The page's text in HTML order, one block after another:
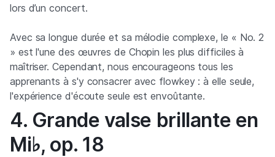
lors d’un concert.
Avec sa longue durée et sa mélodie complexe, le « No. 2
» est l'une des œuvres de Chopin les plus difficiles à
maîtriser. Cependant, nous encourageons tous les
apprenants à s'y consacrer avec flowkey : à elle seule,
l'expérience d'écoute seule est envoûtante.
4. Grande valse brillante en
Mi♭, op. 18